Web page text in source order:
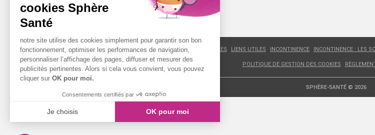
NOUS CONTACTER MENTIONS LÉGALES LIENS UTILES INCONTINENCE INCONTINENCE : LES
POLITIQUE DE GESTION DES COOKIES
SPHÈRE-SANTÉ © 2026